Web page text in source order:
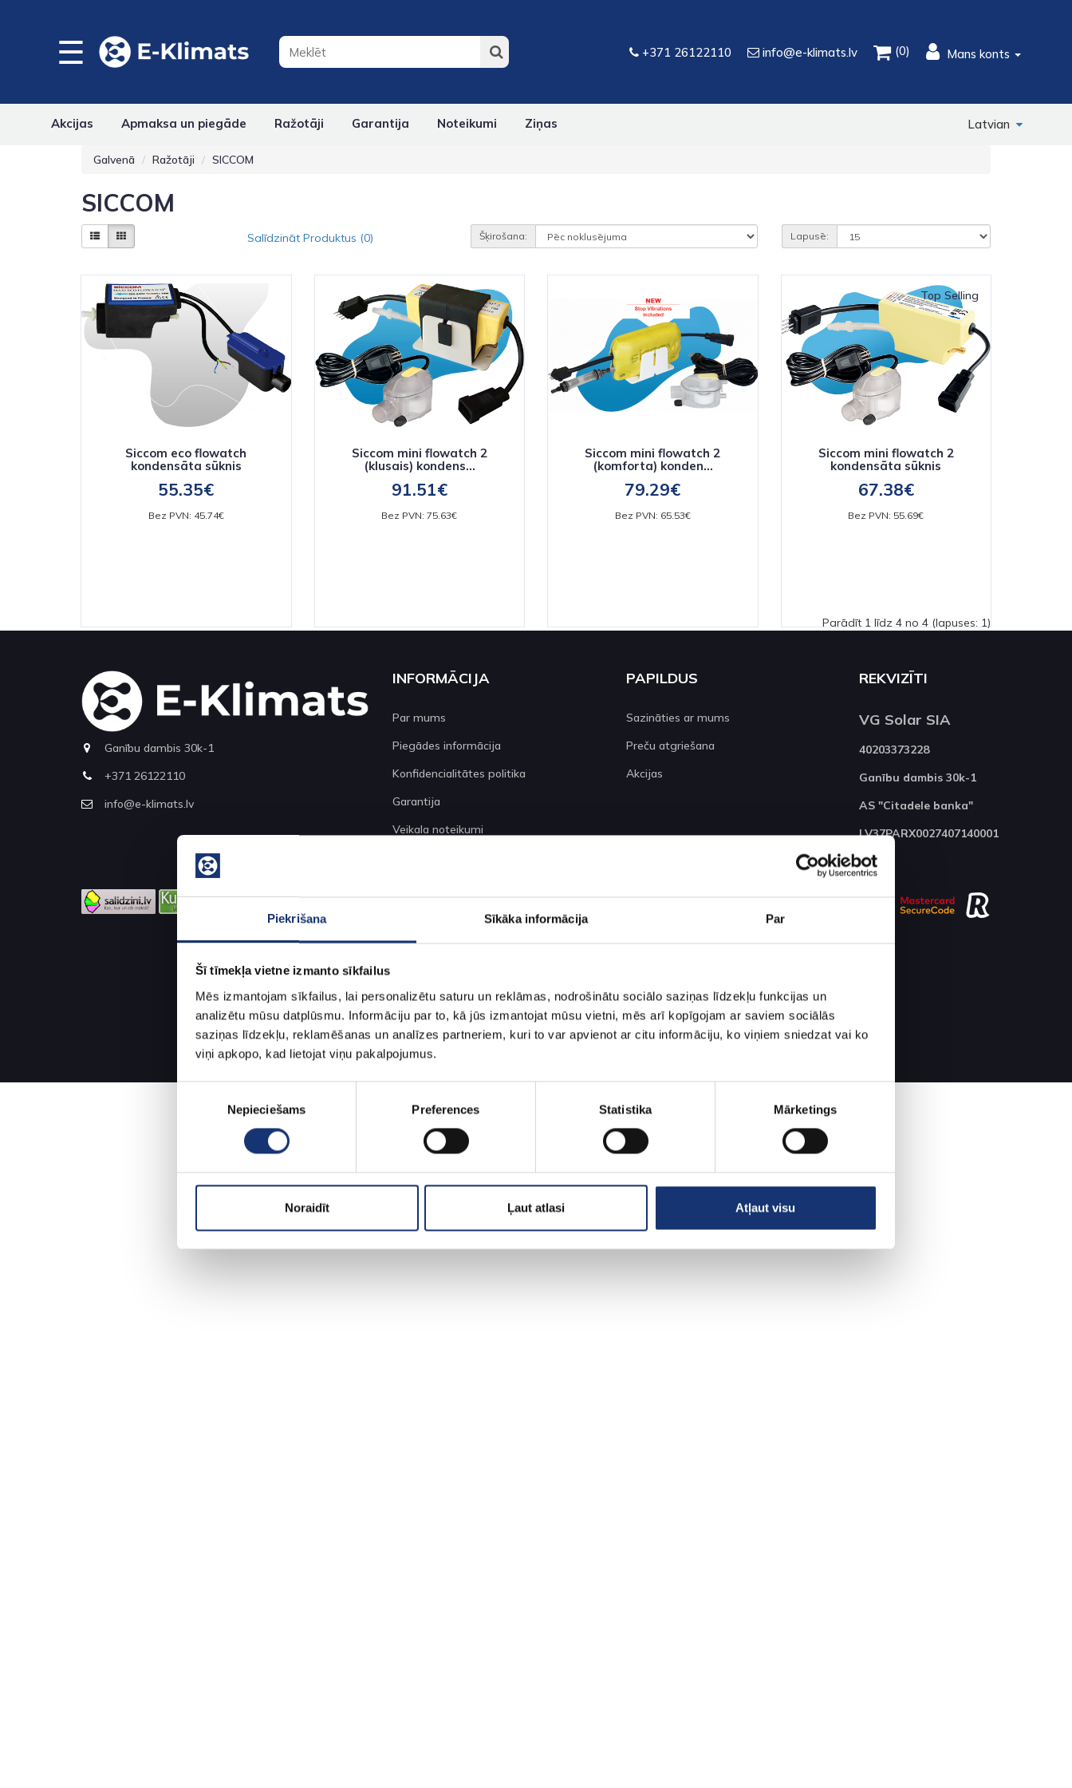
Piekrišana Sīkāka informācija Par
Šī tīmekļa vietne izmanto sīkfailus
Mēs izmantojam sīkfailus, lai personalizētu saturu un reklāmas, nodrošinātu sociālo saziņas līdzekļu funkcijas un
analizētu mūsu datplūsmu. Informāciju par to, kā jūs izmantojat mūsu vietni, mēs arī kopīgojam ar saviem sociālās
saziņas līdzekļu, reklamēšanas un analīzes partneriem, kuri to var apvienot ar citu informāciju, ko viņiem sniedzat vai ko
viņi apkopo, kad lietojat viņu pakalpojumus.
Nepieciešams Preferences Statistika Mārketings
Noraidīt Ļaut atlasi Atļaut visu
☰ +371 26122110 info@e-klimats.lv (0) Mans konts
Akcijas Apmaksa un piegāde Ražotāji Garantija Noteikumi Ziņas Latvian
Galvenā Ražotāji SICCOM
SICCOM
Salīdzināt Produktus (0) Šķirošana: Lapusē:
Siccom eco flowatch
kondensāta sūknis
55.35€
Bez PVN: 45.74€
Siccom mini flowatch 2
(klusais) kondens...
91.51€
Bez PVN: 75.63€
Siccom mini flowatch 2
(komforta) konden...
79.29€
Bez PVN: 65.53€
Top Selling
Siccom mini flowatch 2
kondensāta sūknis
67.38€
Bez PVN: 55.69€
Parādīt 1 līdz 4 no 4 (lapuses: 1)
Ganību dambis 30k-1
+371 26122110
info@e-klimats.lv
INFORMĀCIJA
Par mums
Piegādes informācija
Konfidencialitātes politika
Garantija
Veikala noteikumi
PAPILDUS
Sazināties ar mums
Preču atgriešana
Akcijas
REKVIZĪTI
VG Solar SIA
40203373228
Ganību dambis 30k-1
AS "Citadele banka"
LV37PARX0027407140001
© 2023 SIA "VG Solar"